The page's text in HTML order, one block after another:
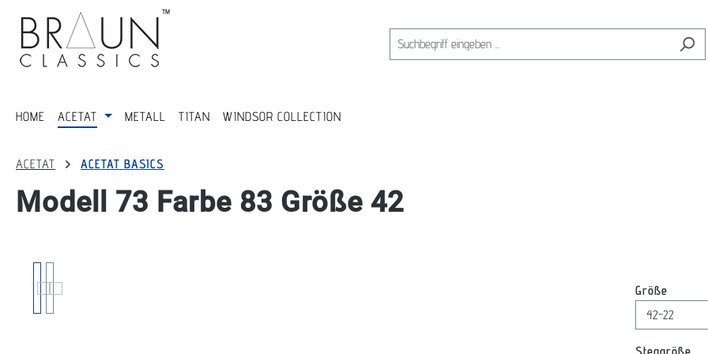
Zur Hauptnavigation springen
HOME ACETAT METALL TITAN WINDSOR COLLECTION
ACETAT ACETAT BASICS
Modell 73 Farbe 83 Größe 42
Größe